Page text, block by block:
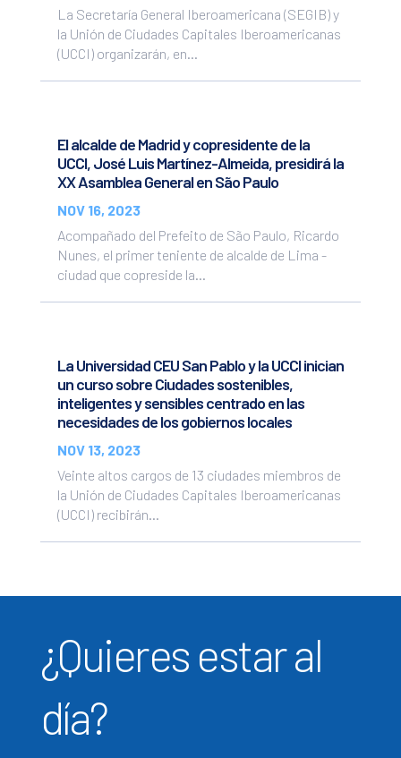
La Secretaría General Iberoamericana (SEGIB) y
la Unión de Ciudades Capitales Iberoamericanas
(UCCI) organizarán, en...
El alcalde de Madrid y copresidente de la
UCCI, José Luis Martínez-Almeida, presidirá la
XX Asamblea General en São Paulo
NOV 16, 2023
Acompañado del Prefeito de São Paulo, Ricardo
Nunes, el primer teniente de alcalde de Lima -
ciudad que copreside la...
La Universidad CEU San Pablo y la UCCI inician
un curso sobre Ciudades sostenibles,
inteligentes y sensibles centrado en las
necesidades de los gobiernos locales
NOV 13, 2023
Veinte altos cargos de 13 ciudades miembros de
la Unión de Ciudades Capitales Iberoamericanas
(UCCI) recibirán...
¿Quieres estar al
día?